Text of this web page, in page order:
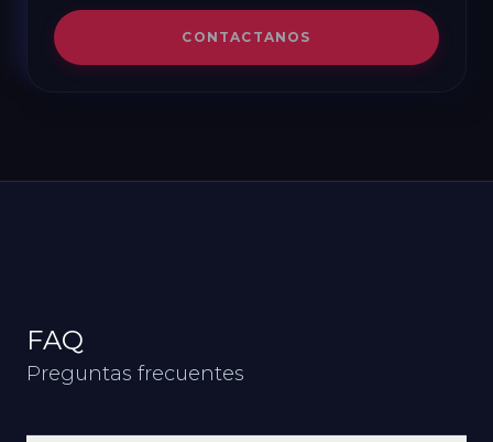
CONTACTANOS
FAQ
Preguntas frecuentes